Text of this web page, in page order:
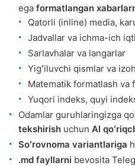
ega formatlangan
Qatorli (inline) media,
Jadvallar va ichma-ich
Sarlavhalar va langarlar
Yigʻiluvchi qismlar va
Matematik formatlash va
Yuqori indeks, quyi
Odamlar guruhlaringizga
tekshirish uchun AI
Soʻrovnoma variantlariga
.md fayllarni bevosita